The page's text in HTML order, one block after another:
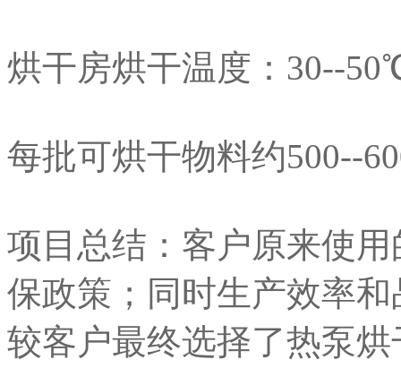
烘干房烘干温度：30--
每批可烘干物料约500--
项目总结：客户原来使
保政策；同时生产效率
较客户最终选择了热泵